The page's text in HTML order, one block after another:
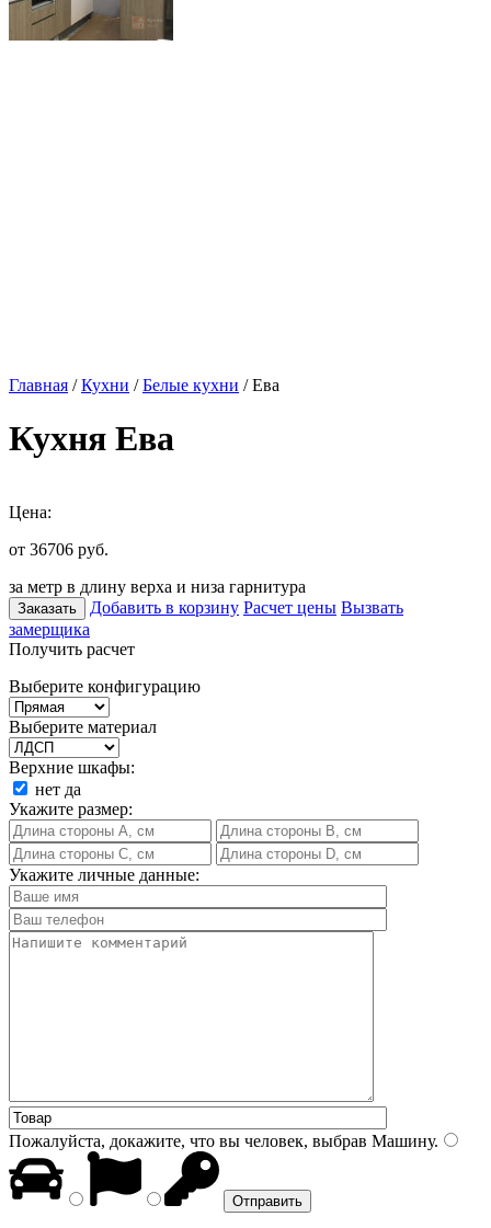
Главная /Кухни /Белые кухни / Ева
Кухня Ева
Цена:
от 36706 руб.
за метр в длину верха и низа гарнитура
Заказать Добавить в корзину Расчет цены Вызвать
замерщика
Получить расчет
Выберите конфигурацию
Выберите материал
Верхние шкафы:
нет да
Укажите размер:
Укажите личные данные:
Пожалуйста, докажите, что вы человек, выбрав Машину.